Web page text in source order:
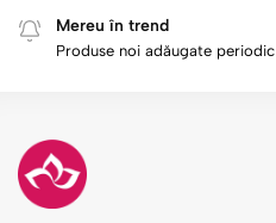
Mereu în trend
Produse noi adăugate periodic